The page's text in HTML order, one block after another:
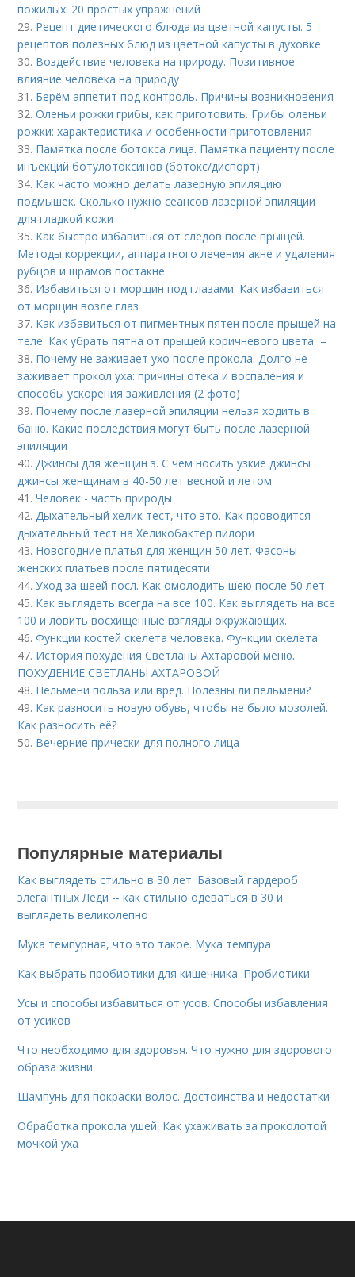
пожилых: 20 простых упражнений
29. Рецепт диетического блюда из цветной капусты. 5
рецептов полезных блюд из цветной капусты в духовке
30. Воздействие человека на природу. Позитивное
влияние человека на природу
31. Берём аппетит под контроль. Причины возникновения
32.Оленьи рожки грибы, как приготовить. Грибы оленьи
рожки: характеристика и особенности приготовления
33. Памятка после ботокса лица. Памятка пациенту после
инъекций ботулотоксинов (ботокс/диспорт)
34. Как часто можно делать лазерную эпиляцию
подмышек. Сколько нужно сеансов лазерной эпиляции
для гладкой кожи
35. Как быстро избавиться от следов после прыщей.
Методы коррекции, аппаратного лечения акне и удаления
рубцов и шрамов постакне
36. Избавиться от морщин под глазами. Как избавиться
от морщин возле глаз
37. Как избавиться от пигментных пятен после прыщей на
теле. Как убрать пятна от прыщей коричневого цвета –
38. Почему не заживает ухо после прокола. Долго не
заживает прокол уха: причины отека и воспаления и
способы ускорения заживления (2 фото)
39. Почему после лазерной эпиляции нельзя ходить в
баню. Какие последствия могут быть после лазерной
эпиляции
40. Джинсы для женщин з. С чем носить узкие джинсы
джинсы женщинам в 40-50 лет весной и летом
41.Человек - часть природы
42. Дыхательный хелик тест, что это. Как проводится
дыхательный тест на Хеликобактер пилори
43. Новогодние платья для женщин 50 лет. Фасоны
женских платьев после пятидесяти
44.Уход за шеей посл. Как омолодить шею после 50 лет
45. Как выглядеть всегда на все 100. Как выглядеть на все
100 и ловить восхищенные взгляды окружающих.
46.Функции костей скелета человека. Функции скелета
47. История похудения Светланы Ахтаровой меню.
ПОХУДЕНИЕ СВЕТЛАНЫ АХТАРОВОЙ
48. Пельмени польза или вред. Полезны ли пельмени?
49. Как разносить новую обувь, чтобы не было мозолей.
Как разносить её?
50. Вечерние прически для полного лица
Популярные материалы
Как выглядеть стильно в 30 лет. Базовый гардероб
элегантных Леди -- как стильно одеваться в 30 и
выглядеть великолепно
Мука темпурная, что это такое. Мука темпура
Как выбрать пробиотики для кишечника. Пробиотики
Усы и способы избавиться от усов. Способы избавления
от усиков
Что необходимо для здоровья. Что нужно для здорового
образа жизни
Шампунь для покраски волос. Достоинства и недостатки
Обработка прокола ушей. Как ухаживать за проколотой
мочкой уха